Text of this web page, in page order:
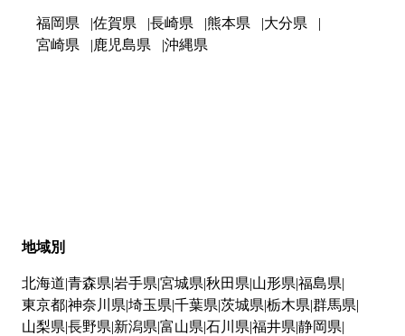
福岡県 佐賀県 長崎県 熊本県
大分県
宮崎県
鹿児島県 沖縄県
地域別
北海道 青森県 岩手県 宮城県 秋田県 山形県 福島県
東京都神奈川県 埼玉県 千葉県 茨城県 栃木県 群馬県
山梨県 長野県 新潟県 富山県 石川県 福井県 静岡県